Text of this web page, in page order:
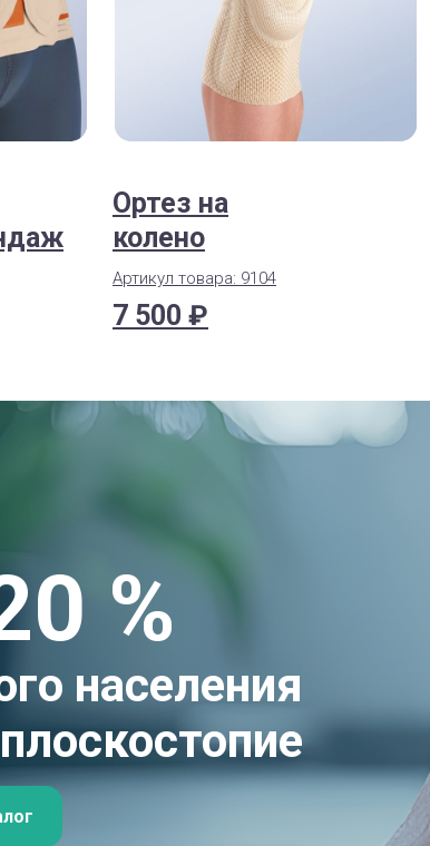
Ортез на
колено
7 500 ₽
Артикул товара: 9104
населения
%